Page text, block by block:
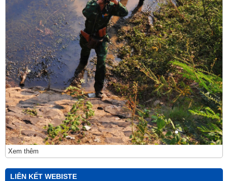
Xem thêm
LIÊN KẾT WEBISTE